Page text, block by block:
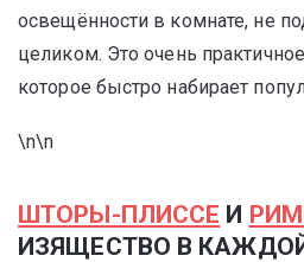
освещённости в комнате, не
целиком. Это очень
которое быстро набирает
\n\n
ШТОРЫ-ПЛИССЕ И
ИЗЯЩЕСТВО В